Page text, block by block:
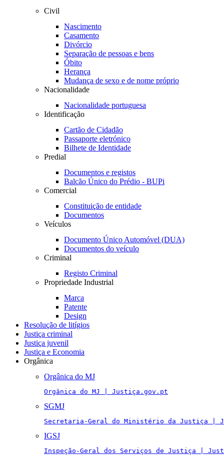
Civil
Nascimento
Casamento
Divórcio
Separação de pessoas e bens
Óbito
Herança
Mudança de sexo e de nome próprio
Nacionalidade
Nacionalidade portuguesa
Identificação
Cartão de Cidadão
Passaporte eletrónico
Bilhete de Identidade
Predial
Documentos e registos
Balcão Único do Prédio - BUPi
Comercial
Constituição de entidade
Documentos
Veículos
Documento Único Automóvel (DUA)
Documentos do veículo
Criminal
Registo Criminal
Propriedade Industrial
Marca
Patente
Design
Resolução de litígios
Justiça criminal
Justiça juvenil
Justiça e Economia
Orgânica
Orgânica do MJ
Orgânica do MJ | Justiça.gov.pt
SGMJ
Secretaria-Geral do Ministério da Justiça |
IGSJ
Inspeção-Geral dos Serviços de Justiça |